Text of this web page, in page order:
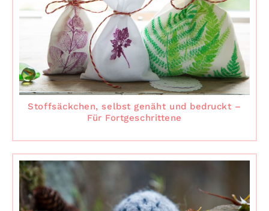
Stoffsäckchen, selbst genäht und bedruckt –
Für Fortgeschrittene